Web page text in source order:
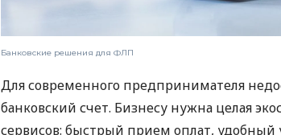
Банковские решения для ФЛП
Для современного предпринимателя
банковский счет. Бизнесу нужна целая
сервисов: быстрый прием оплат, удобный